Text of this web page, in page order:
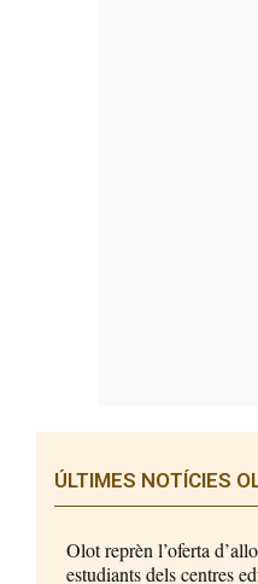
ÚLTIMES NOTÍCIES
Olot reprèn l’oferta
estudiants dels centres